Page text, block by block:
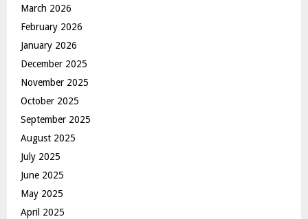
March 2026
February 2026
January 2026
December 2025
November 2025
October 2025
September 2025
August 2025
July 2025
June 2025
May 2025
April 2025